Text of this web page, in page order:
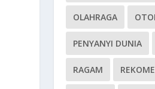
OLAHRAGA
PENYANYI DUNIA
RAGAM